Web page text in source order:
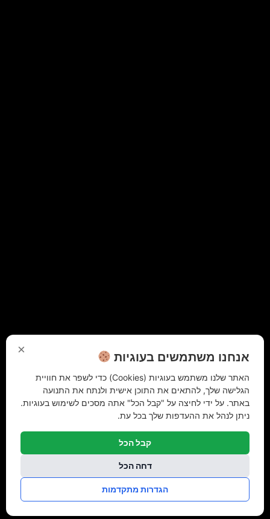
× אנחנו משתמשים בעוגיות
האתר שלנו משתמש בעוגיות (Cookies) כדי לשפר את חוויית
הגלישה שלך, להתאים את התוכן אישית ולנתח את התנועה
באתר. על ידי לחיצה על "קבל הכל" אתה מסכים לשימוש בעוגיות.
ניתן לנהל את ההעדפות שלך בכל עת.
קבל הכל
דחה הכל
הגדרות מתקדמות